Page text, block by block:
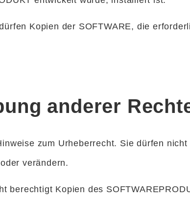
Kopien der SOFTWARE, die
anderer
zum Urheberrecht. Sie dürfen
verändern.
berechtigt Kopien des